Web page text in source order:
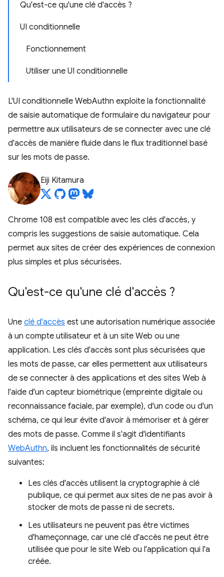
Qu'est-ce qu'une clé d'accès ?
UI conditionnelle
Fonctionnement
Utiliser une UI conditionnelle
L'UI conditionnelle WebAuthn exploite la fonctionnalité
de saisie automatique de formulaire du navigateur pour
permettre aux utilisateurs de se connecter avec une clé
d'accès de manière fluide dans le flux traditionnel basé
sur les mots de passe.
Eiji Kitamura
Chrome 108 est compatible avec les clés d'accès, y
compris les suggestions de saisie automatique. Cela
permet aux sites de créer des expériences de connexion
plus simples et plus sécurisées.
Qu'est-ce qu'une clé d'accès ?
Une clé d'accès est une autorisation numérique associée
à un compte utilisateur et à un site Web ou une
application. Les clés d'accès sont plus sécurisées que
les mots de passe, car elles permettent aux utilisateurs
de se connecter à des applications et des sites Web à
l'aide d'un capteur biométrique (empreinte digitale ou
reconnaissance faciale, par exemple), d'un code ou d'un
schéma, ce qui leur évite d'avoir à mémoriser et à gérer
des mots de passe. Comme il s'agit d'identifiants
WebAuthn, ils incluent les fonctionnalités de sécurité
suivantes:
Les clés d'accès utilisent la cryptographie à clé
publique, ce qui permet aux sites de ne pas avoir à
stocker de mots de passe ni de secrets.
Les utilisateurs ne peuvent pas être victimes
d'hameçonnage, car une clé d'accès ne peut être
utilisée que pour le site Web ou l'application qui l'a
créée.